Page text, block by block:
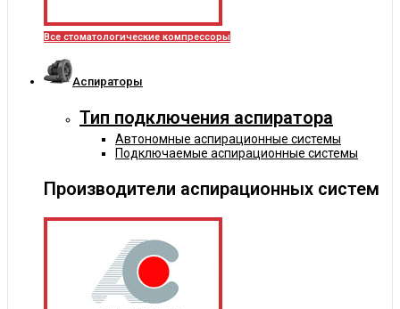
Все стоматологические компрессоры
Аспираторы
Тип подключения аспиратора
Автономные аспирационные системы
Подключаемые аспирационные системы
Производители аспирационных систем